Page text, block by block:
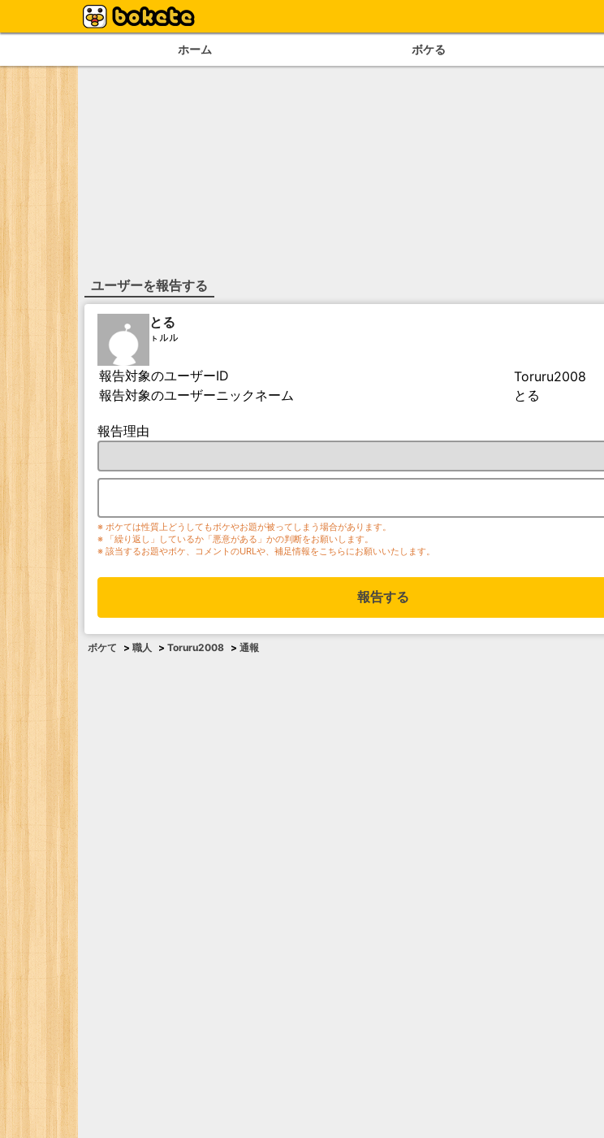
ホーム ボケる
ユーザーを報告する
とる
ㇳルル
報告対象のユーザーID
Toruru2008
報告対象のユーザーニックネーム
とる
報告理由
※ ボケては性質上どうしてもボケやお題が被ってしまう場合があります。
※ 「繰り返し」しているか「悪意がある」かの判断をお願いします。
※ 該当するお題やボケ、コメントのURLや、補足情報をこちらにお願いいたします。
報告する
ボケて > 職人 > Toruru2008 > 通報